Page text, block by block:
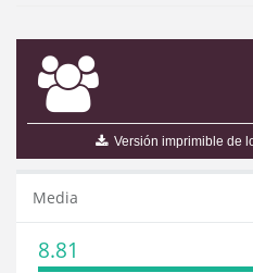
Versión imprimible de
Media
8.81